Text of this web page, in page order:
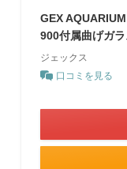
GEX
900付属曲げガ
ジェックス
口コミを見る